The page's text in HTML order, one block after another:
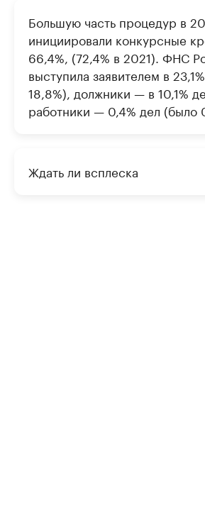
Большую часть процедур в
инициировали конкурсные
66,4%, (72,4% в 2021). ФНС
выступила заявителем в
18,8%), должники — в 10,1%
работники — 0,4% дел (было
Ждать ли всплеска